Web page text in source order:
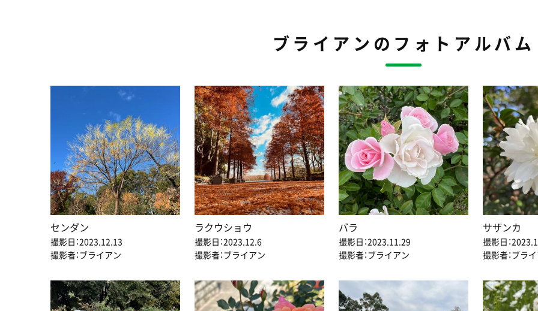
ブライアンのフォトアルバム
センダン
撮影日：2023.12.13
撮影者：ブライアン
ラクウショウ
撮影日：2023.12.6
撮影者：ブライアン
バラ
撮影日：2023.11.29
撮影者：ブライアン
サザンカ
撮影日：
撮影者：ブラ